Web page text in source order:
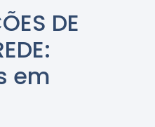
DE
em